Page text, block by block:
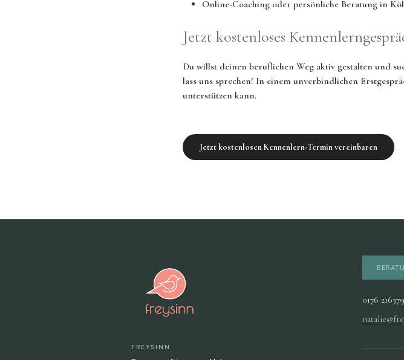
Online-Coaching oder persönliche Beratung in
Jetzt kostenloses
Du willst deinen beruflichen Weg aktiv gestalten und
lass uns sprechen! In einem unverbindlichen
unterstützen kann.
Jetzt kostenlosen Kennenlern-Termin vereinbaren
FREYSINN
0176